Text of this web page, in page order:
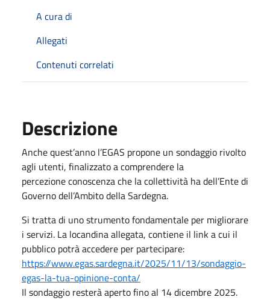
A cura di
Allegati
Contenuti correlati
Descrizione
Anche quest’anno l’EGAS propone un sondaggio rivolto
agli utenti, finalizzato a comprendere la
percezione conoscenza che la collettività ha dell’Ente di
Governo dell’Ambito della Sardegna.
Si tratta di uno strumento fondamentale per migliorare
i servizi. La locandina allegata, contiene il link a cui il
pubblico potrà accedere per partecipare:
https://www.egas.sardegna.it/2025/11/13/sondaggio-
egas-la-tua-opinione-conta/
Il sondaggio resterà aperto fino al 14 dicembre 2025.